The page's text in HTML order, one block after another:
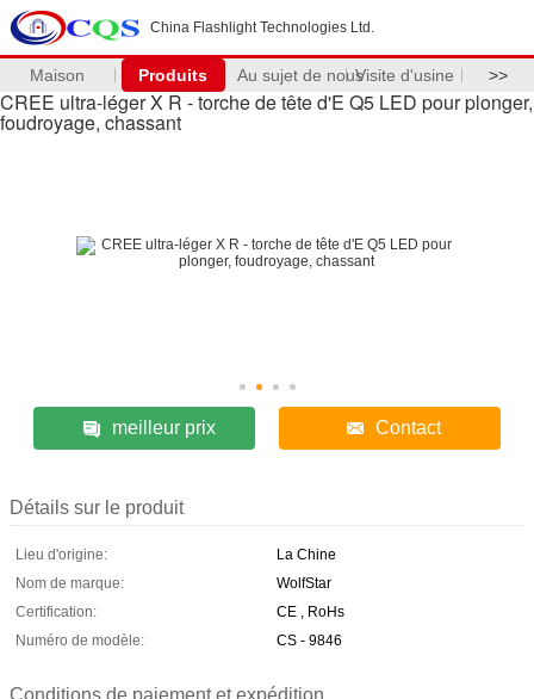
China Flashlight Technologies Ltd.
Maison Produits Au sujet de nousVisite d'usine >>
CREE ultra-léger X R - torche de tête d'E Q5 LED pour plonger,
foudroyage, chassant
meilleur prix Contact
Détails sur le produit
Lieu d'origine:
La Chine
Nom de marque:
WolfStar
Certification:
CE , RoHs
Numéro de modèle:
CS - 9846
Conditions de paiement et expédition